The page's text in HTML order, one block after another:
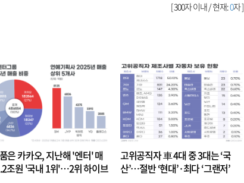
[ 300자 이내 / 현재:0자 ]
은 카카오, 지난해 '엔터' 매
조원 '국내 1위'…2위 하이브
고위공직자 車 4대 중 3대는 ‘국
산’…절반 ‘현대’·최다 ‘그랜저’